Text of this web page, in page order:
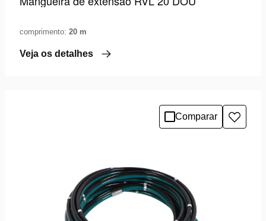
comprimento: 20 m
Veja os detalhes
Comparar
à